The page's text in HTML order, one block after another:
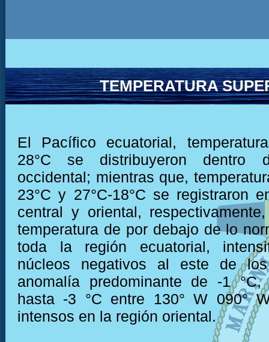
TEMPERATURA
El Pacífico ecuatorial,
28°C se distribuyeron dentro
occidental; mientras que,
23°C y 27°C-18°C se registraron
central y oriental,
temperatura de por debajo de lo
toda la región ecuatorial,
núcleos negativos al este de
anomalía predominante de -1 °C,
hasta -3 °C entre 130° W 090°
intensos en la región oriental.